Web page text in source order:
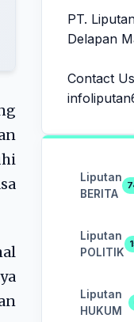
PT.
Delapan
Contact
Liputan
BERITA
Liputan
POLITIK
Liputan
HUKUM